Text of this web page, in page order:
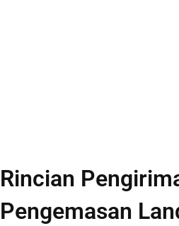
Rincian
Pengemasan